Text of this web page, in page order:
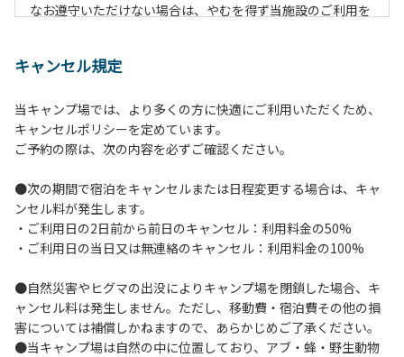
なお遵守いただけない場合は、やむを得ず当施設のご利用を
【ご利用上の注意事項ならびに禁止事項】
２.安全管理上、お子様の単独での行動はご遠慮ください。
３.調度品などの持ち出しはしないでください。
４.午後10時以降の花火の使用は禁止です。
使用、夜間の大声での談笑等）や他人に嫌悪感を与えるよう
な行為はお止めください。
６.芝生や地面での直火による焚き火、BBQ、キャンプファ
イヤーは禁止します。
台の利用後は炭の鎮火の確認をお願いいたします。
８.バンガローの芝生にはテントは張らないでください。（タ
ープは１つまで可）
９.各自で出されましたゴミは全てお持ち帰りください。（使
キャンセル規定
当キャンプ場では、より多くの方に快適にご利用いただくため、
キャンセルポリシーを定めています。
ご予約の際は、次の内容を必ずご確認ください。
●次の期間で宿泊をキャンセルまたは日程変更する場合は、キャ
ンセル料が発生します。
・ご利用日の2日前から前日のキャンセル：利用料金の50%
・ご利用日の当日又は無連絡のキャンセル：利用料金の100%
●自然災害やヒグマの出没によりキャンプ場を閉鎖した場合、キ
ャンセル料は発生しません。ただし、移動費・宿泊費その他の損
害については補償しかねますので、あらかじめご了承ください。
●当キャンプ場は自然の中に位置しており、アブ・蜂・野生動物